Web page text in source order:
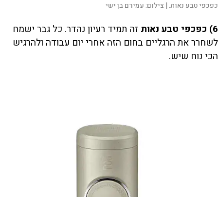
כפכפי טבע נאות. | צילום:עמירם בן ישי
6) כפכפי טבע נאות
זה תמיד רעיון נהדר. כל גבר ישמח
לשחרר את הרגליים בחום הזה אחרי יום עבודה ולהרגיש
הכי נוח שיש.